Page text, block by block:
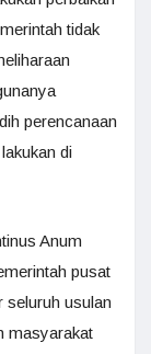
tidak
perencanaan
di
Anum
pusat
seluruh usulan
masyarakat